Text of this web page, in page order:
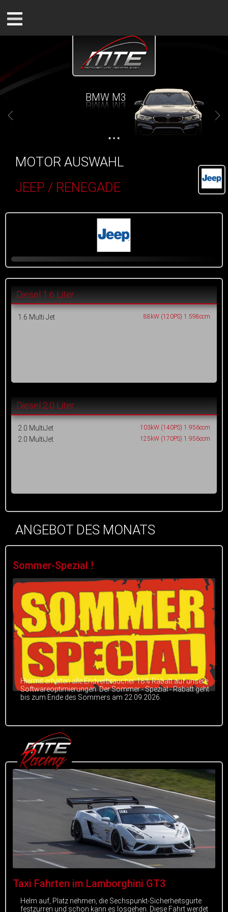
BMW M3
MOTOR AUSWAHL
JEEP / RENEGADE
Diesel 1.6 Liter
1.6 Multi Jet 88kW (120PS) 1.598ccm
Diesel 2.0 Liter
2.0 MultiJet 103kW (140PS) 1.956ccm
2.0 MultiJet 125kW (170PS) 1.956ccm
ANGEBOT DES MONATS
Sommer-Spezial !
Hiermit erhalten alle Endverbraucher 18% Rabatt auf unsere
Softwareoptimierungen. Der Sommer - Spezial - Rabatt geht
bis zum Ende des Sommers am 22.09.2026.
Taxi Fahrten im Lamborghini GT3
Helm auf, Platz nehmen, die Sechspunkt-Sicherheitsgurte
festzurren und schon kann es losgehen. Diese Fahrt werdet